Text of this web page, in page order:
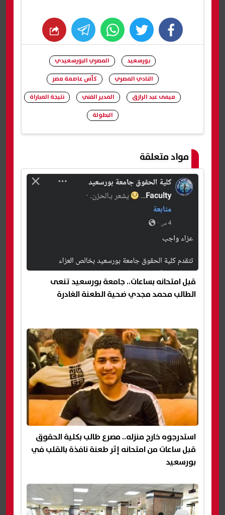
facebook
twitter
whats
بورسعيد
المصري البورسعيدي
النادي المصري
كأس عاصمة مصر
ميمى عبد الرازق
المدير الفني
نتيجة المباراة
البطولة
مواد متعلقة
قبل امتحانه بساعات.. جامعة بورسعيد تنعى
الطالب محمد مجدي ضحية الطعنة الغادرة
استدرجوه خارج منزله.. مصرع طالب بكلية الحقوق
قبل ساعات من امتحانه إثر طعنة نافذة بالقلب في
بورسعيد